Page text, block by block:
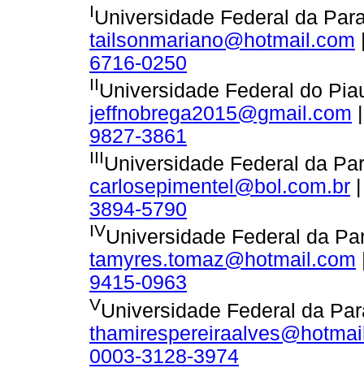
IUniversidade Federal da
tailsonmariano@hotmail.com
6716-0250
IIUniversidade Federal do
jeffnobrega2015@gmail.com
9827-3861
IIIUniversidade Federal da
carlosepimentel@bol.com.br
3894-5790
IVUniversidade Federal da
tamyres.tomaz@hotmail.com
9415-0963
VUniversidade Federal da
0003-3128-3974